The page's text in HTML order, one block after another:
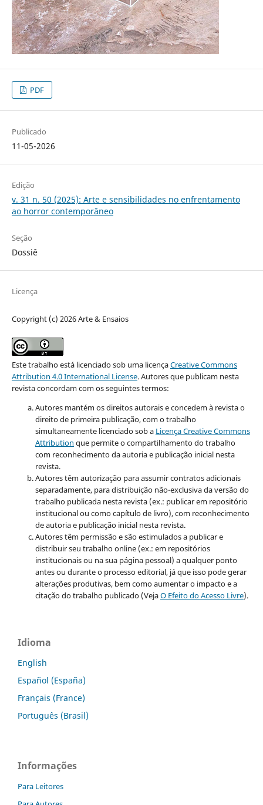
PDF
Publicado
11-05-2026
Edição
v. 31 n. 50 (2025): Arte e sensibilidades no enfrentamento
ao horror contemporâneo
Seção
Dossiê
Licença
Copyright (c) 2026 Arte & Ensaios
Este trabalho está licenciado sob uma licençaCreative Commons
Attribution 4.0 International License.Autores que publicam nesta
revista concordam com os seguintes termos:
Autores mantém os direitos autorais e concedem à revista o
direito de primeira publicação, com o trabalho
simultaneamente licenciado sob a Licença Creative Commons
Attribution que permite o compartilhamento do trabalho
com reconhecimento da autoria e publicação inicial nesta
revista.
Autores têm autorização para assumir contratos adicionais
separadamente, para distribuição não-exclusiva da versão do
trabalho publicada nesta revista (ex.: publicar em repositório
institucional ou como capítulo de livro), com reconhecimento
de autoria e publicação inicial nesta revista.
Autores têm permissão e são estimulados a publicar e
distribuir seu trabalho online (ex.: em repositórios
institucionais ou na sua página pessoal) a qualquer ponto
antes ou durante o processo editorial, já que isso pode gerar
alterações produtivas, bem como aumentar o impacto e a
citação do trabalho publicado (VejaO Efeito do Acesso Livre).
Idioma
English
Español (España)
Français (France)
Português (Brasil)
Informações
Para Leitores